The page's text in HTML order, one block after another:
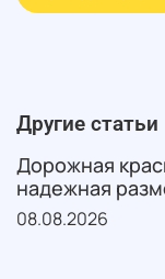
Другие статьи
Дорожная
надежная
08.08.2026